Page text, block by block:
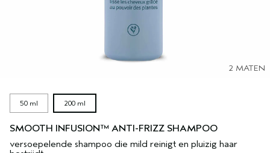
2 MATEN
50 ml 200 ml
SMOOTH INFUSION™ ANTI-FRIZZ SHAMPOO
versoepelende shampoo die mild reinigt en pluizig haar